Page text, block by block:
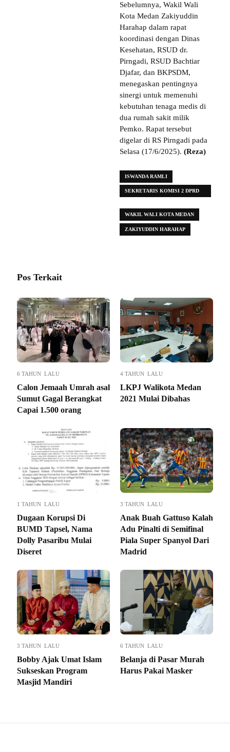
Sebelumnya, Wakil Wali
Kota Medan Zakiyuddin
Harahap dalam rapat
koordinasi dengan Dinas
Kesehatan, RSUD dr.
Pirngadi, RSUD Bachtiar
Djafar, dan BKPSDM,
menegaskan pentingnya
sinergi untuk memenuhi
kebutuhan tenaga medis di
dua rumah sakit milik
Pemko. Rapat tersebut
digelar di RS Pirngadi pada
Selasa (17/6/2025). (Reza)
ISWANDA RAMLI
SEKRETARIS KOMISI 2 DPRD
WAKIL WALI KOTA MEDAN
ZAKIYUDDIN HARAHAP
Pos Terkait
6 TAHUN LALU
Calon Jemaah Umrah asal
Sumut Gagal Berangkat
Capai 1.500 orang
4 TAHUN LALU
LKPJ Walikota Medan
2021 Mulai Dibahas
1 TAHUN LALU
Dugaan Korupsi Di
BUMD Tapsel, Nama
Dolly Pasaribu Mulai
Diseret
3 TAHUN LALU
Anak Buah Gattuso Kalah
Adu Pinalti di Semifinal
Piala Super Spanyol Dari
Madrid
3 TAHUN LALU
Bobby Ajak Umat Islam
Sukseskan Program
Masjid Mandiri
6 TAHUN LALU
Belanja di Pasar Murah
Harus Pakai Masker